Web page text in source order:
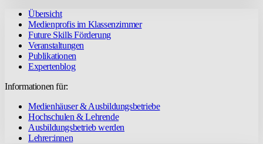
Übersicht
Medienprofis im Klassenzimmer
Future Skills Förderung
Veranstaltungen
Publikationen
Expertenblog
Informationen für:
Medienhäuser & Ausbildungsbetriebe
Hochschulen & Lehrende
Ausbildungsbetrieb werden
Lehrer:innen